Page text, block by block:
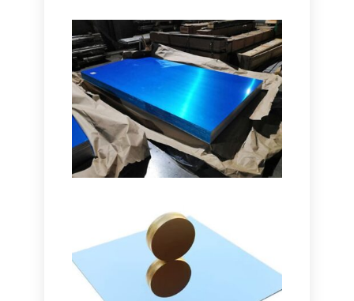
Deniz Sınıfı 5086 H116
Alüminyum Levha
Denizcilik sınıfının nasıl olduğunu
öğrenin 5086 H116 alüminyum plaka